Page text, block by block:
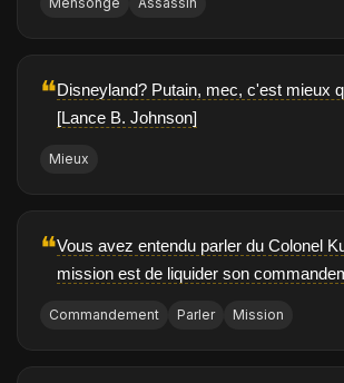
❝Disneyland? Putain, mec, c'est mieux
[Lance B. Johnson]
Mieux
❝Vous avez entendu parler du Colonel
mission est de liquider son
Commandement Parler Mission